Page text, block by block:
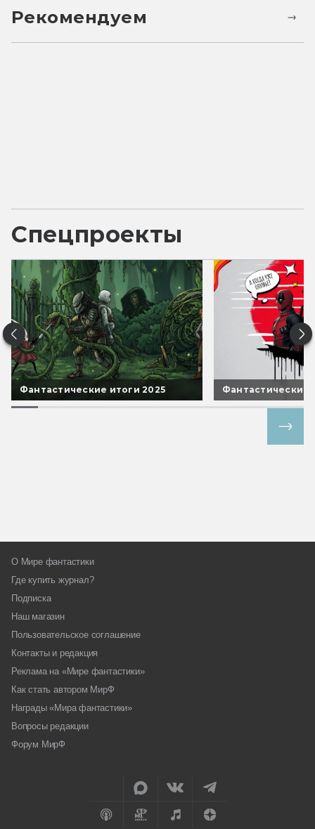
Рекомендуем
Спецпроекты
Фантастические итоги 2025 Фантастические
О Мире фантастики
Где купить журнал?
Подписка
Наш магазин
Пользовательское соглашение
Контакты и редакция
Реклама на «Мире фантастики»
Как стать автором МирФ
Награды «Мира фантастики»
Вопросы редакции
Форум МирФ